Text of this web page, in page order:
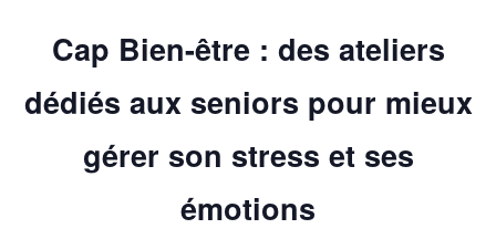
Cap Bien-être : des ateliers
dédiés aux seniors pour mieux
gérer son stress et ses
émotions